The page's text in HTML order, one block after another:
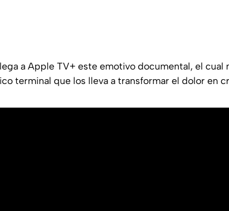
a Apple TV+ este emotivo documental, el cual
terminal que los lleva a transformar el dolor en